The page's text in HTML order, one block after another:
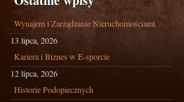
Wynajem i Zarządzanie Nieruchomościami
13 lipca, 2026
Kariera i Biznes w E-sporcie
12 lipca, 2026
Historie Podopiecznych